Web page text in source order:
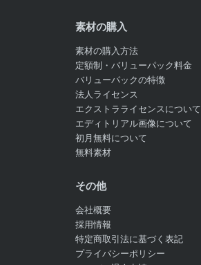
素材の購入
素材の購入方法
定額制・バリューパック料金
バリューパックの特徴
法人ライセンス
エクストラライセンスについて
エディトリアル画像について
初月無料について
無料素材
その他
会社概要
採用情報
特定商取引法に基づく表記
プライバシーポリシー